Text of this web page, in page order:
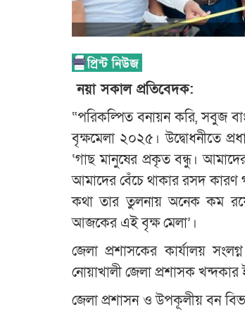
নয়া সকাল প্রতিবেদক:
“পরিকল্পিত বনায়ন করি, সবুজ
বৃক্ষমেলা ২০২৫। উদ্বোধনীতে
‘গাছ মানুষের প্রকৃত বন্ধু।
আমাদের বেঁচে থাকার রসদ কারণ
কথা তার তুলনায় অনেক কম
আজকের এই বৃক্ষ মেলা’।
জেলা প্রশাসকের কার্যালয়
নোয়াখালী জেলা প্রশাসক
জেলা প্রশাসন ও উপকূলীয় বন